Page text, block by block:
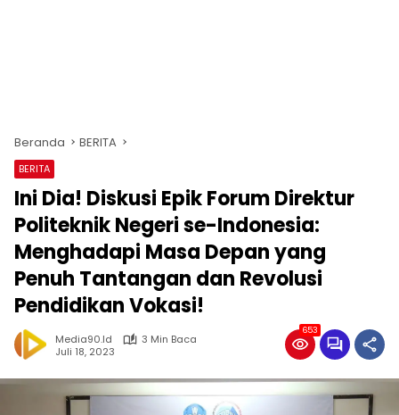
Beranda BERITA
BERITA
Ini Dia! Diskusi Epik Forum Direktur
Politeknik Negeri se-Indonesia:
Menghadapi Masa Depan yang
Penuh Tantangan dan Revolusi
Pendidikan Vokasi!
Media90.id
3 Min Baca
Juli 18, 2023
653